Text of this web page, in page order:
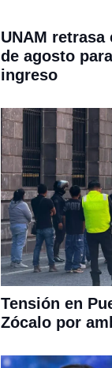
UNAM
de agosto
ingreso
Tensión en
Zócalo por